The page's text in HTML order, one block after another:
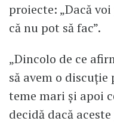
proiecte: „Dacă
că nu pot să fac”.
„Dincolo de ce
să avem o
teme mari și apoi
decidă dacă